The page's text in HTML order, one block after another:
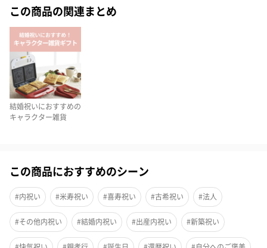
PEANUTSから、贈り物にまつわるスヌーピーたちのアートをモチ
ーフに、クラフト紙のラベルがアクセント。シンプルなボーダー
とかわいいコミック柄のデザイン。化学薬品を極力使用しない、
環境に配慮した有機精練という加工でつくられています。
バスタオル1枚、ウォッシュタオル2枚が入っています。
ギフトを抱えたスヌーピーと一緒にありがとうの気持ちが伝わる
タオルシリーズです。
※画像はイメージです。
この商品の関連まとめ
結婚祝いにおすすめの
キャラクター雑貨
この商品におすすめのシーン
#内祝い #米寿祝い #喜寿祝い #古希祝い #法人
#その他内祝い #結婚内祝い #出産内祝い #新築祝い